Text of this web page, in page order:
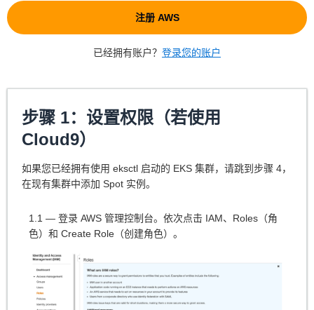
注册 AWS
已经拥有账户？ 登录您的账户
步骤 1：设置权限（若使用
Cloud9）
如果您已经拥有使用 eksctl 启动的 EKS 集群，请跳到步骤 4，
在现有集群中添加 Spot 实例。
1.1 — 登录 AWS 管理控制台。依次点击 IAM、Roles（角
色）和 Create Role（创建角色）。